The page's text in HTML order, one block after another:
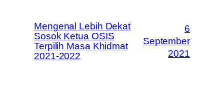
Mengenal Lebih Dekat
Sosok Ketua OSIS
Terpilih Masa Khidmat
2021-2022
6
September
2021